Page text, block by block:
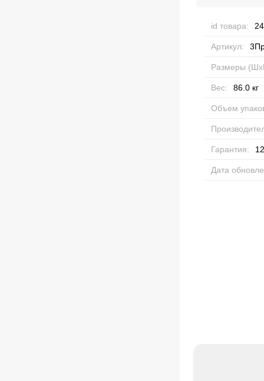
id товара:
Артикул:
Размеры
Вес: 86.0 кг
Объем
Гарантия:
Дата